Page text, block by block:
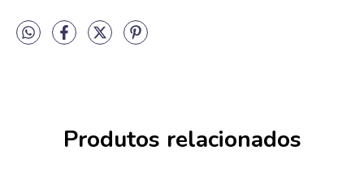
Produtos relacionados